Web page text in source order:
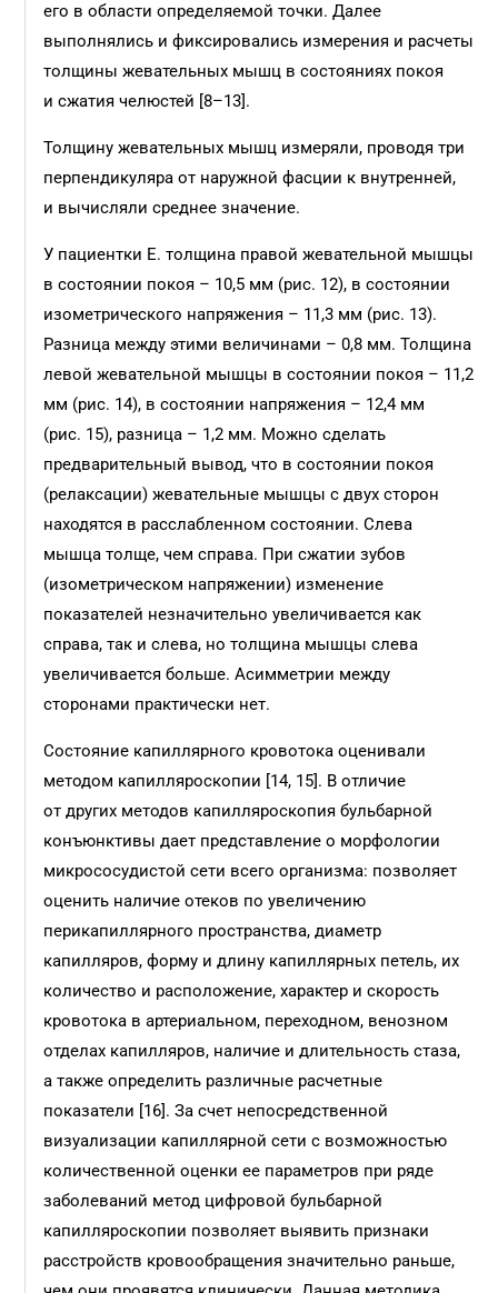
его в области определяемой точки. Далее
выполнялись и фиксировались измерения и расчеты
толщины жевательных мышц в состояниях покоя
и сжатия челюстей [8–13].
Толщину жевательных мышц измеряли, проводя три
перпендикуляра от наружной фасции к внутренней,
и вычисляли среднее значение.
У пациентки Е. толщина правой жевательной мышцы
в состоянии покоя – 10,5 мм (рис. 12), в состоянии
изометрического напряжения – 11,3 мм (рис. 13).
Разница между этими величинами – 0,8 мм. Толщина
левой жевательной мышцы в состоянии покоя – 11,2
мм (рис. 14), в состоянии напряжения – 12,4 мм
(рис. 15), разница – 1,2 мм. Можно сделать
предварительный вывод, что в состоянии покоя
(релаксации) жевательные мышцы с двух сторон
находятся в расслабленном состоянии. Слева
мышца толще, чем справа. При сжатии зубов
(изометрическом напряжении) изменение
показателей незначительно увеличивается как
справа, так и слева, но толщина мышцы слева
увеличивается больше. Асимметрии между
сторонами практически нет.
Состояние капиллярного кровотока оценивали
методом капилляроскопии [14, 15]. В отличие
от других методов капилляроскопия бульбарной
конъюнктивы дает представление о морфологии
микрососудистой сети всего организма: позволяет
оценить наличие отеков по увеличению
перикапиллярного пространства, диаметр
капилляров, форму и длину капиллярных петель, их
количество и расположение, характер и скорость
кровотока в артериальном, переходном, венозном
отделах капилляров, наличие и длительность стаза,
а также определить различные расчетные
показатели [16]. За счет непосредственной
визуализации капиллярной сети с возможностью
количественной оценки ее параметров при ряде
заболеваний метод цифровой бульбарной
капилляроскопии позволяет выявить признаки
расстройств кровообращения значительно раньше,